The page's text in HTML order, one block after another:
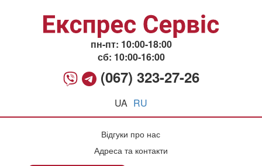
пн-пт: 10:00-18:00
сб: 10:00-16:00
(067) 323-27-26
UA RU
Відгуки про нас
Адреса та контакти